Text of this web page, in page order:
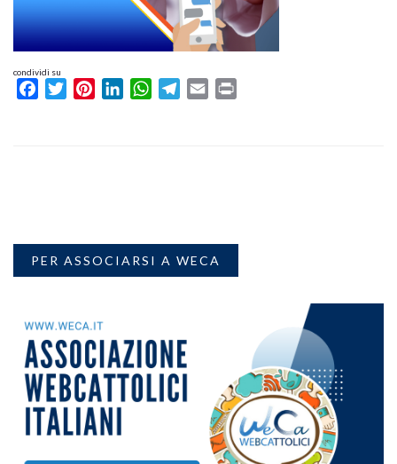
condividi su
FacebookTwitterPinterestLinkedInWhatsAppTelegram
Email
PER ASSOCIARSI A WECA